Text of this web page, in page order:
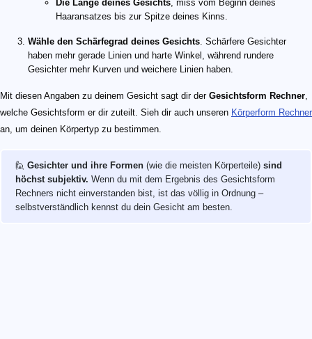
Die Länge deines Gesichts , miss vom Beginn deines
Haaransatzes bis zur Spitze deines Kinns.
Wähle den Schärfegrad deines Gesichts . Schärfere Gesichter
haben mehr gerade Linien und harte Winkel, während rundere
Gesichter mehr Kurven und weichere Linien haben.
Mit diesen Angaben zu deinem Gesicht sagt dir der Gesichtsform Rechner
welche Gesichtsform er dir zuteilt. Sieh dir auch unseren Körperform Rechner
an, um deinen Körpertyp zu bestimmen.
🙋 Gesichter und ihre Formen (wie die meisten Körperteile) sind
höchst subjektiv. Wenn du mit dem Ergebnis des Gesichtsform
Rechners nicht einverstanden bist, ist das völlig in Ordnung –
selbstverständlich kennst du dein Gesicht am besten.